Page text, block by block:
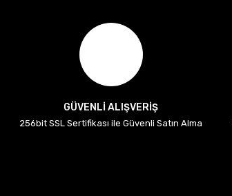
GÜVENLİ ALIŞVERİŞ
256bit SSL Sertifikası ile Güvenli Satın Alma